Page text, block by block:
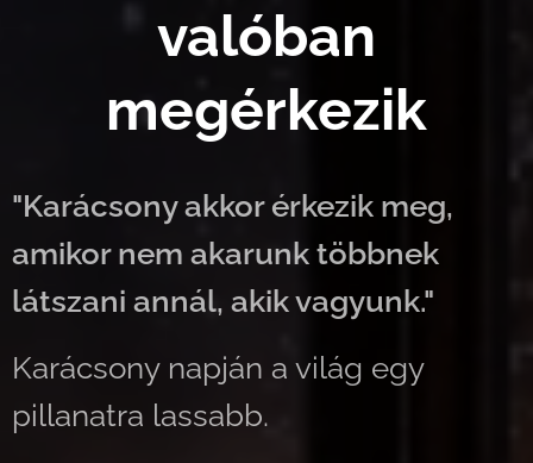
valóban
megérkezik
"Karácsony akkor érkezik meg,
amikor nem akarunk többnek
látszani annál, akik vagyunk."
Karácsony napján a világ egy
pillanatra lassabb.